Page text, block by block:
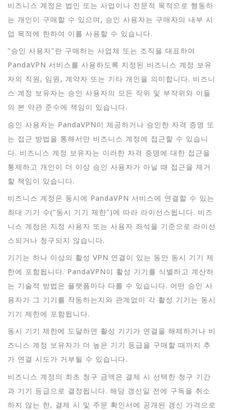
비즈니스 계정은 법인 또는 사업이나 전문적 목적으로 행동하
는 개인이 구매할 수 있으며, 승인 사용자는 구매자의 내부 사
업 목적에 한하여 이를 사용할 수 있습니다.
"승인 사용자"란 구매하는 사업체 또는 조직을 대표하여
PandaVPN 서비스를 사용하도록 지정된 비즈니스 계정 보유
자의 직원, 임원, 계약자 또는 기타 개인을 의미합니다. 비즈니
스 계정 보유자는 승인 사용자의 모든 작위 및 부작위와 이들
의 본 약관 준수에 책임이 있습니다.
승인 사용자는 PandaVPN이 제공하거나 승인한 자격 증명 또
는 접근 방법을 통해서만 비즈니스 계정에 접근할 수 있습니
다. 비즈니스 계정 보유자는 이러한 자격 증명에 대한 접근을
통제하고 개인이 더 이상 승인 사용자가 아닐 때 접근을 제거
할 책임이 있습니다.
비즈니스 계정은 동시에 PandaVPN 서비스에 연결할 수 있는
최대 기기 수("동시 기기 제한")에 따라 라이선스됩니다. 비즈
니스 계정은 지정 사용자 또는 사용자 좌석을 기준으로 라이선
스되거나 청구되지 않습니다.
기기는 하나 이상의 활성 VPN 연결이 있는 동안 동시 기기 제
한에 포함됩니다. PandaVPN이 활성 기기를 식별하고 계산하
는 기술적 방법은 플랫폼마다 다를 수 있습니다. 어떤 승인 사
용자가 그 기기를 작동하는지와 관계없이 각 활성 기기는 동시
기기 제한에 포함됩니다.
동시 기기 제한에 도달하면 활성 기기가 연결을 해제하거나 비
즈니스 계정 보유자가 더 높은 기기 등급을 구매할 때까지 추
가 연결 시도가 거부될 수 있습니다.
비즈니스 계정의 최초 청구 금액은 결제 시 선택한 청구 기간
과 기기 등급으로 결정됩니다. 해당 갱신일 전에 구독을 취소
하지 않는 한, 결제 시 및 주문 확인서에 공개된 갱신 가격으로